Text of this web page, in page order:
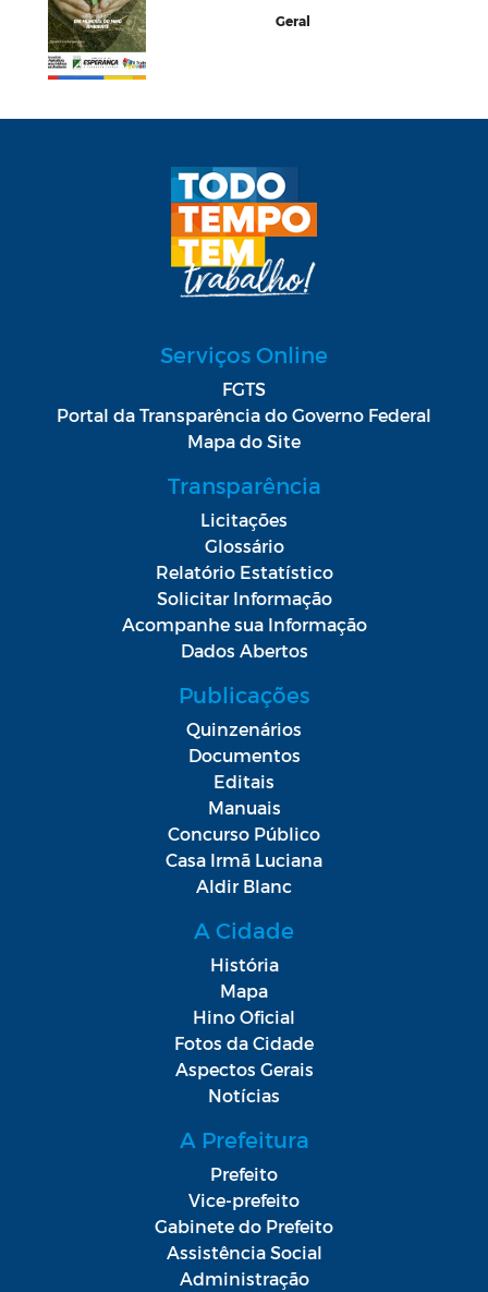
Geral
Serviços Online
FGTS
Portal da Transparência do Governo Federal
Mapa do Site
Transparência
Licitações
Glossário
Relatório Estatístico
Solicitar Informação
Acompanhe sua Informação
Dados Abertos
Publicações
Quinzenários
Documentos
Editais
Manuais
Concurso Público
Casa Irmã Luciana
Aldir Blanc
A Cidade
História
Mapa
Hino Oficial
Fotos da Cidade
Aspectos Gerais
Notícias
A Prefeitura
Prefeito
Vice-prefeito
Gabinete do Prefeito
Assistência Social
Administração